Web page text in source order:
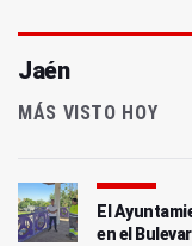
Jaén
MÁS VISTO HOY
El
en el Bulevar